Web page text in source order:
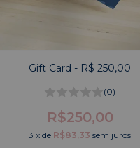
Gift Card - R$ 250,00
(0)
R$250,00
3 xde R$83,33 sem juros